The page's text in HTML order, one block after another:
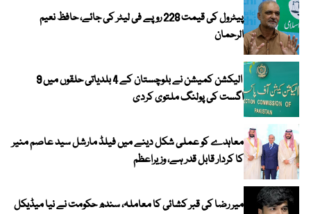
پیٹرول کی قیمت 228 روپے فی لیٹر کی جائے، حافظ نعیم
الرحمان
الیکشن کمیشن نے بلوچستان کے 4 بلدیاتی حلقوں میں 9
اگست کی پولنگ ملتوی کردی
معاہدے کو عملی شکل دینے میں فیلڈ مارشل سید عاصم منیر
کا کردار قابل قدر ہے، وزیراعظم
میر رضا کی قبر کشائی کا معاملہ، سندھ حکومت نے نیا میڈیکل